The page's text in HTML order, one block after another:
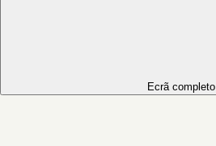
Ecrã completo